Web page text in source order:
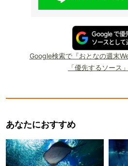
Google検索で『おとなの週末
「優先するソース
あなたにおすすめ